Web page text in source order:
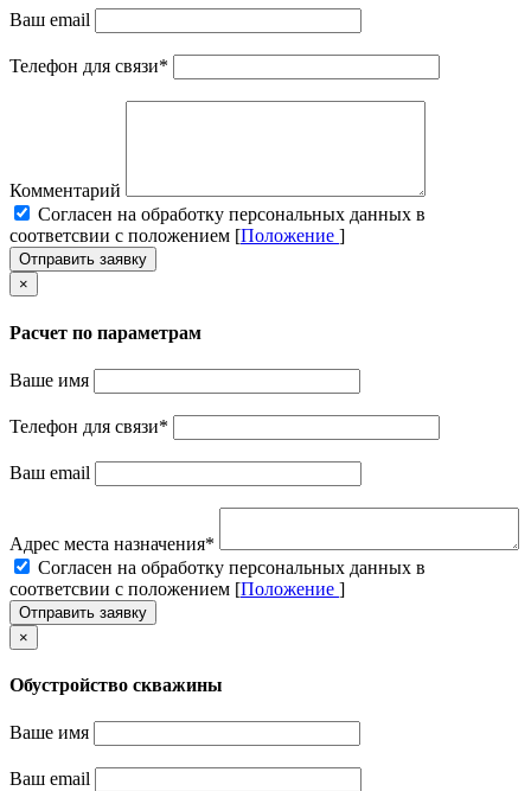
Ваш email
Телефон для связи*
Комментарий
Cогласен на обработку персональных данных в
соответсвии с положением [Положение ]
Отправить заявку
×
Расчет по параметрам
Ваше имя
Телефон для связи*
Ваш email
Адрес места назначения*
Cогласен на обработку персональных данных в
соответсвии с положением [Положение ]
Отправить заявку
×
Обустройство скважины
Ваше имя
Ваш email